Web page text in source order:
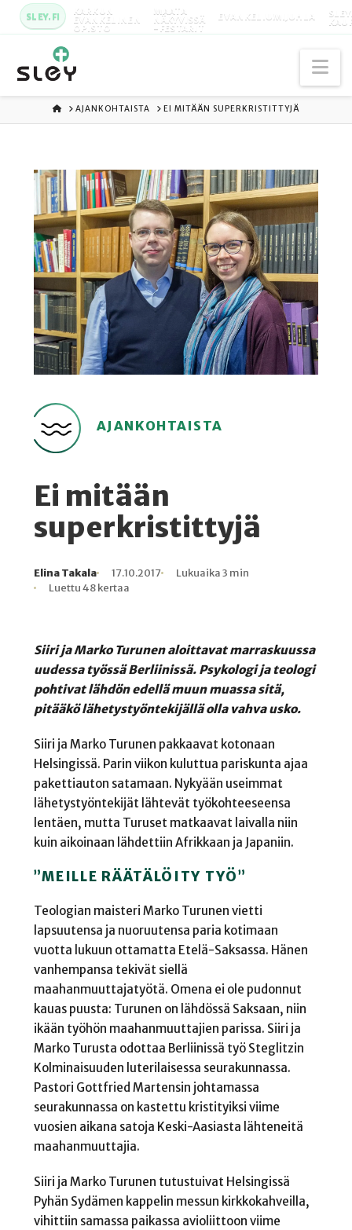
SLEY.FI KARKUN
EVANKELINEN
OPISTO
MAATA
NÄKYVISSÄ
-FESTARIT
EVANKELIUMIJUHLA
ETUSIVU
AJANKOHTAISTA EI MITÄÄN SUPERKRISTITTYJÄ
AJANKOHTAISTA
Ei mitään
superkristittyjä
Kirjoittaja
Elina Takala
Julkaistu
17.10.2017
Lukuaika
Lukuaika 3 min
Lukukertoja
Luettu 48 kertaa
Siiri ja Marko Turunen aloittavat marraskuussa
uudessa työssä Berliinissä. Psykologi ja teologi
pohtivat lähdön edellä muun muassa sitä,
pitääkö lähetystyöntekijällä olla vahva usko.
Siiri ja Marko Turunen pakkaavat kotonaan
Helsingissä. Parin viikon kuluttua pariskunta ajaa
pakettiauton satamaan. Nykyään useimmat
lähetystyöntekijät lähtevät työkohteeseensa
lentäen, mutta Turuset matkaavat laivalla niin
kuin aikoinaan lähdettiin Afrikkaan ja Japaniin.
”MEILLE RÄÄTÄLÖITY TYÖ”
Teologian maisteri Marko Turunen vietti
lapsuutensa ja nuoruutensa paria kotimaan
vuotta lukuun ottamatta Etelä-Saksassa. Hänen
vanhempansa tekivät siellä
maahanmuuttajatyötä. Omena ei ole pudonnut
kauas puusta: Turunen on lähdössä Saksaan, niin
ikään työhön maahanmuuttajien parissa. Siiri ja
Marko Turusta odottaa Berliinissä työ Steglitzin
Kolminaisuuden luterilaisessa seurakunnassa.
Pastori Gottfried Martensin johtamassa
seurakunnassa on kastettu kristityiksi viime
vuosien aikana satoja Keski-Aasiasta lähteneitä
maahanmuuttajia.
Siiri ja Marko Turunen tutustuivat Helsingissä
Pyhän Sydämen kappelin messun kirkkokahveilla,
vihittiin samassa paikassa avioliittoon viime